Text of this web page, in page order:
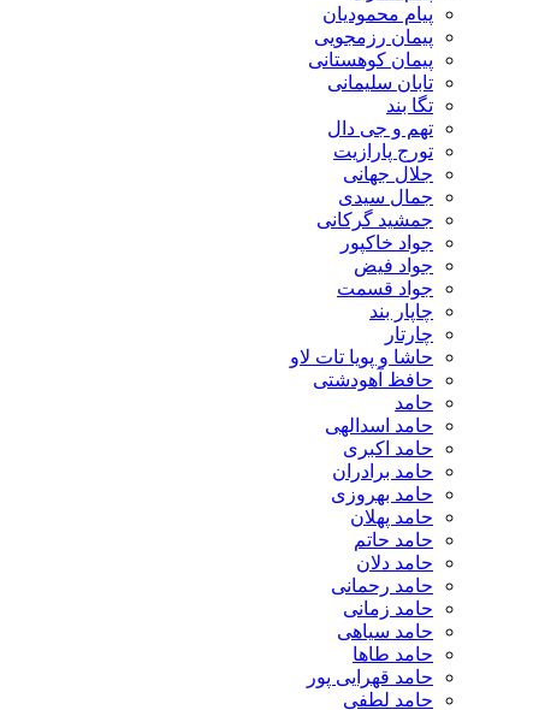
پیام محمودیان
پیمان رزمجویی
پیمان کوهستانی
تابان سلیمانی
تگا بند
تهم و جی دال
تورج پارازیت
جلال جهانی
جمال سیدی
جمشید گرکانی
جواد خاکپور
جواد فیض
جواد قسمت
چاپار بند
چارتار
حاشا و پویا تات لاو
حافظ آهودشتی
حامد
حامد اسدالهی
حامد اکبری
حامد برادران
حامد بهروزی
حامد پهلان
حامد حاتم
حامد دلان
حامد رحمانی
حامد زمانی
حامد سیاهی
حامد طاها
حامد قهرایی پور
حامد لطفی